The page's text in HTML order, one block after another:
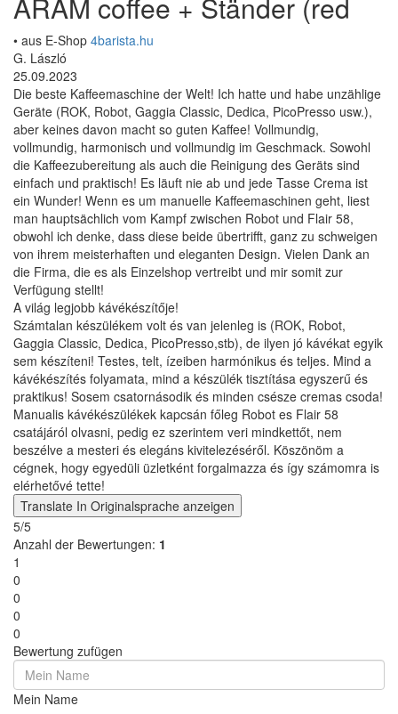
ARAM coffee + Ständer (red
• aus E-Shop 4barista.hu
G. László
25.09.2023
Die beste Kaffeemaschine der Welt! Ich hatte und habe unzählige
Geräte (ROK, Robot, Gaggia Classic, Dedica, PicoPresso usw.),
aber keines davon macht so guten Kaffee! Vollmundig,
vollmundig, harmonisch und vollmundig im Geschmack. Sowohl
die Kaffeezubereitung als auch die Reinigung des Geräts sind
einfach und praktisch! Es läuft nie ab und jede Tasse Crema ist
ein Wunder! Wenn es um manuelle Kaffeemaschinen geht, liest
man hauptsächlich vom Kampf zwischen Robot und Flair 58,
obwohl ich denke, dass diese beide übertrifft, ganz zu schweigen
von ihrem meisterhaften und eleganten Design. Vielen Dank an
die Firma, die es als Einzelshop vertreibt und mir somit zur
Verfügung stellt!
A világ legjobb kávékészítője!
Számtalan készülékem volt és van jelenleg is (ROK, Robot,
Gaggia Classic, Dedica, PicoPresso,stb), de ilyen jó kávékat egyik
sem készíteni! Testes, telt, ízeiben harmónikus és teljes. Mind a
kávékészítés folyamata, mind a készülék tisztítása egyszerű és
praktikus! Sosem csatornásodik és minden csésze cremas csoda!
Manualis kávékészülékek kapcsán főleg Robot es Flair 58
csatájáról olvasni, pedig ez szerintem veri mindkettőt, nem
beszélve a mesteri és elegáns kivitelezéséről. Köszönöm a
cégnek, hogy egyedüli üzletként forgalmazza és így számomra is
elérhetővé tette!
Translate In Originalsprache anzeigen
5/5
Anzahl der Bewertungen: 1
1
0
0
0
0
Bewertung zufügen
Mein Name